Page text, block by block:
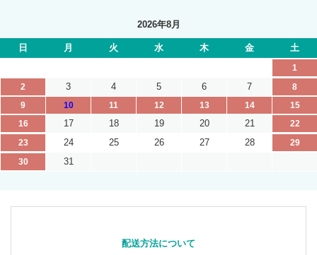
2026年8月
日 月 火 水 木 金 土
1
2
3 4 5 6 7
8
9
10 11 12 13 14
15
16
17 18 19 20 21
22
23
24 25 26 27 28
29
30
31
配送方法について